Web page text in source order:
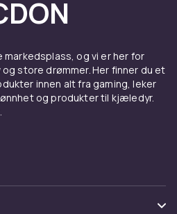
markedsplass, og vi er her for
store drømmer. Her finner du et
innen alt fra gaming, leker
og produkter til kjæledyr.